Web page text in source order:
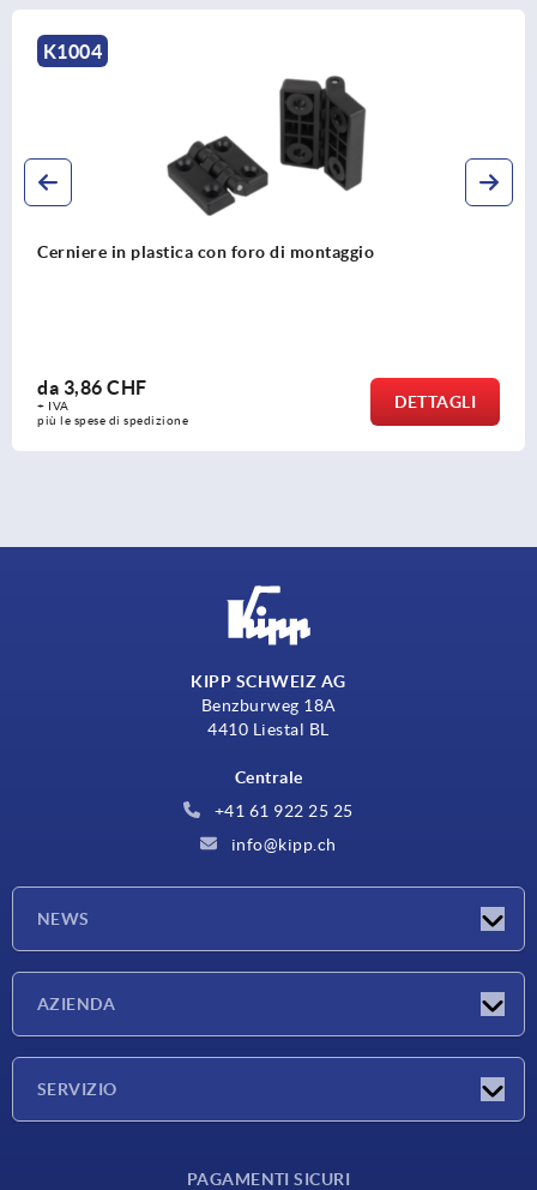
K1346
Cerniere da avvitare regolabile in acciaio inox
da138,14 CHF
più le spese di spedizione
DETTAGLI
KIPP SCHWEIZ AG
Benzburweg 18A
4410 Liestal BL
Centrale
+41 61 922 25 25
info@kipp.ch
NEWS
AZIENDA
SERVIZIO
PAGAMENTI SICURI